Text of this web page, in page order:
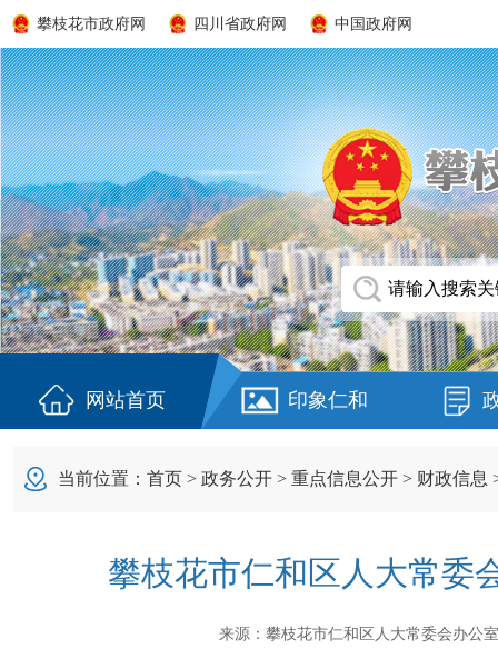
攀枝花市政府网 四川省政府网 中国政府网
网站首页 印象仁和
当前位置： 首页 > 政务公开 > 重点信息公开 > 财政信息
攀枝花市仁和区人大常委
来源： 攀枝花市仁和区人大常委会办公室